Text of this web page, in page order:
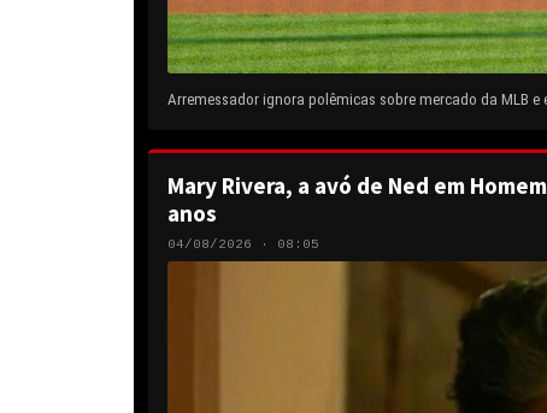
Arremessador ignora polêmicas sobre mercado da MLB
Mary Rivera, a avó de Ned em
anos
04/08/2026 · 08:05